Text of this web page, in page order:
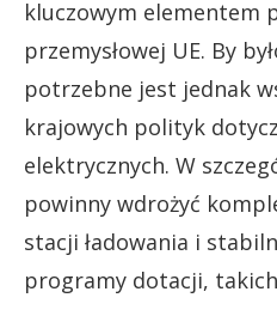
kluczowym elementem
przemysłowej UE. By
potrzebne jest jednak
krajowych polityk
elektrycznych. W
powinny wdrożyć
stacji ładowania i
programy dotacji,